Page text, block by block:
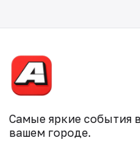
Самые яркие события в
вашем городе.